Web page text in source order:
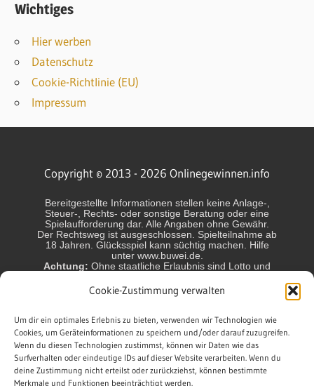
Cookie-Zustimmung verwalten
Um dir ein optimales Erlebnis zu bieten, verwenden wir Technologien wie
Cookies, um Geräteinformationen zu speichern und/oder darauf zuzugreifen.
Wenn du diesen Technologien zustimmst, können wir Daten wie das
Surfverhalten oder eindeutige IDs auf dieser Website verarbeiten. Wenn du
deine Zustimmung nicht erteilst oder zurückziehst, können bestimmte
Merkmale und Funktionen beeinträchtigt werden.
Wichtiges
Hier werben
Datenschutz
Cookie-Richtlinie (EU)
Impressum
Copyright © 2013 - 2026 Onlinegewinnen.info
Bereitgestellte Informationen stellen keine Anlage-,
Steuer-, Rechts- oder sonstige Beratung oder eine
Spielaufforderung dar. Alle Angaben ohne Gewähr.
Der Rechtsweg ist ausgeschlossen. Spielteilnahme ab
18 Jahren. Glücksspiel kann süchtig machen. Hilfe
unter www.buwei.de.
Achtung: Ohne staatliche Erlaubnis sind Lotto und
Ländern nicht erlaubt und können strafbar sein! Jeder
Spieler handelt in eigener Verantwortung. Wir sind
Die Gewinnchancen sind variabel. Chance auf
Höchstgewinn ca.: Lotto 6aus49 1:140 Mio.,
EuroMillions 1:140 Mio., EuroJackpot 1:140 Mio.,
GlücksSpirale 1:10 Mio., Keno 1:2,1 Mio., Spiel 77
1:10Mio., Super 6 1:1 Mio., Powerball 1:292 Mio.,
BinGO! 1:1,3 Mio.